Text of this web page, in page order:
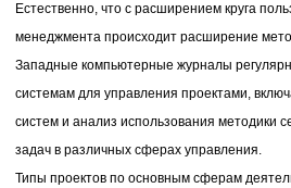
Естественно, что с расширением круга
менеджмента происходит расширение
Западные компьютерные журналы
системам для управления проектами,
систем и анализ использования методики
задач в различных сферах управления.
Типы проектов по основным сферам